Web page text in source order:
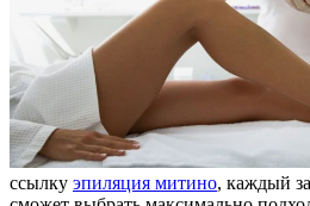
ссылку эпиляция митино, каждый